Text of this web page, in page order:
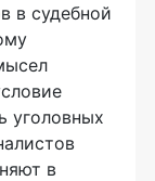
в судебной
уголовных
в